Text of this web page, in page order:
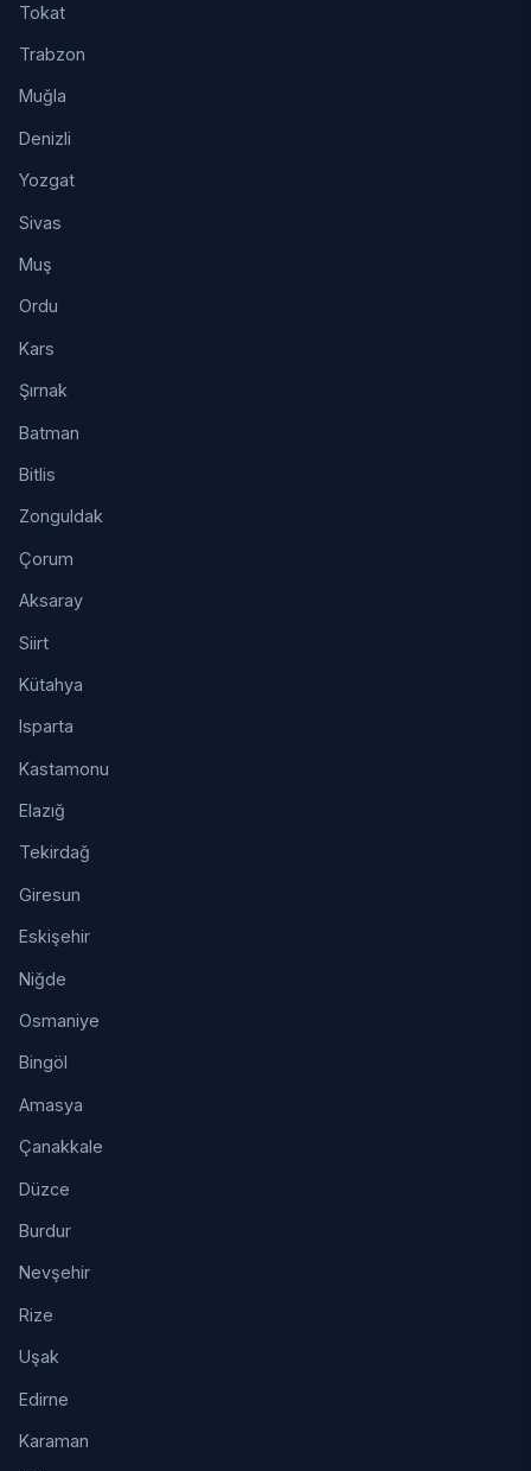
Tokat
Trabzon
Muğla
Denizli
Yozgat
Sivas
Muş
Ordu
Kars
Şırnak
Batman
Bitlis
Zonguldak
Çorum
Aksaray
Siirt
Kütahya
Isparta
Kastamonu
Elazığ
Tekirdağ
Giresun
Eskişehir
Niğde
Osmaniye
Bingöl
Amasya
Çanakkale
Düzce
Burdur
Nevşehir
Rize
Uşak
Edirne
Karaman